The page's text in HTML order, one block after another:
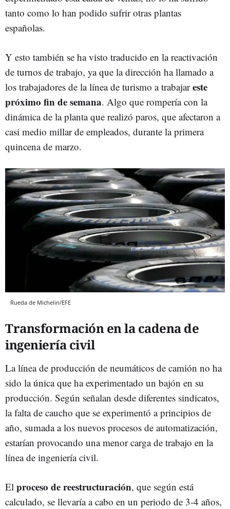
tanto como lo han podido sufrir otras plantas
españolas.
Y esto también se ha visto traducido en la reactivación
de turnos de trabajo, ya que la dirección ha llamado a
los trabajadores de la línea de turismo a trabajareste
próximo fin de semana. Algo que rompería con la
dinámica de la planta que realizó paros, que afectaron a
casi medio millar de empleados, durante la primera
quincena de marzo.
Rueda de Michelin/EFE
Transformación en la cadena de
ingeniería civil
La línea de producción de neumáticos de camión no ha
sido la única que ha experimentado un bajón en su
producción. Según señalan desde diferentes sindicatos,
la falta de caucho que se experimentó a principios de
año, sumada a los nuevos procesos de automatización,
estarían provocando una menor carga de trabajo en la
línea de ingeniería civil.
El proceso de reestructuración, que según está
calculado, se llevaría a cabo en un periodo de 3-4 años,